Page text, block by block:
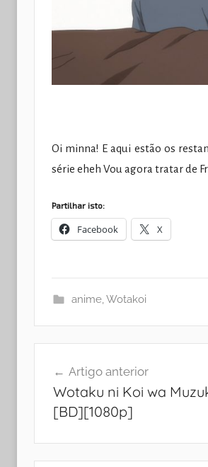
Oi minna! E aqui estão os
série eheh Vou agora tratar de
Partilhar isto:
Facebook X
anime, Wotakoi
artigos
Artigo anterior
Wotaku ni Koi wa
[BD][1080p]